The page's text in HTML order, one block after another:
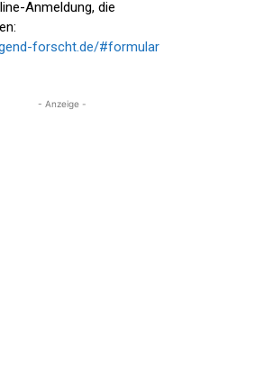
Anmeldung, die
forscht.de/#formular
- Anzeige -